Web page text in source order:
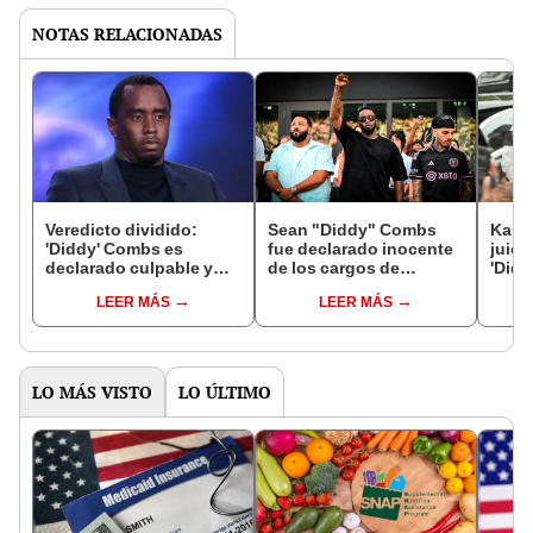
NOTAS RELACIONADAS
Veredicto dividido:
'Diddy' Combs es
declarado culpable y
LEER MÁS
Sean "Diddy" Combs
fue declarado inocente
de los cargos de
sexual, pero podría ir 20
años a prisión por otros
LEER MÁS
York
LO MÁS VISTO LO ÚLTIMO